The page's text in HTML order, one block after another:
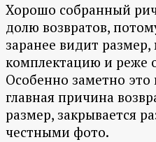
Хорошо собранный
долю возвратов,
заранее видит размер,
комплектацию и реже
Особенно заметно это
главная причина
размер, закрывается
честными фото.